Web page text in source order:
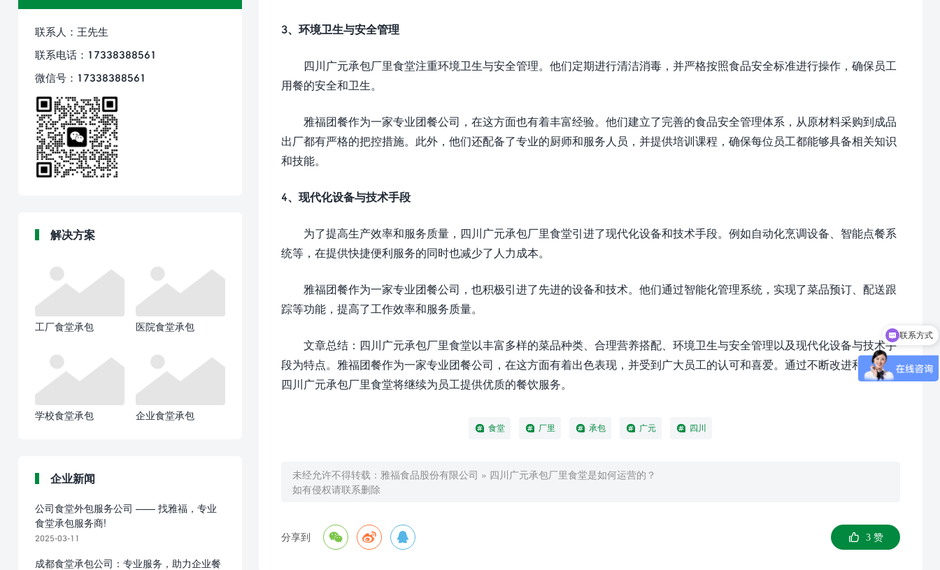
3、环境卫生与安全管理
四川广元承包厂里食堂注重环境卫生与安全管理。他们定期进行清洁消毒，并严格按照食品安全标准进行操作，确保员工
用餐的安全和卫生。
雅福团餐作为一家专业团餐公司，在这方面也有着丰富经验。他们建立了完善的食品安全管理体系，从原材料采购到成品
出厂都有严格的把控措施。此外，他们还配备了专业的厨师和服务人员，并提供培训课程，确保每位员工都能够具备相关知识
和技能。
4、现代化设备与技术手段
为了提高生产效率和服务质量，四川广元承包厂里食堂引进了现代化设备和技术手段。例如自动化烹调设备、智能点餐系
统等，在提供快捷便利服务的同时也减少了人力成本。
雅福团餐作为一家专业团餐公司，也积极引进了先进的设备和技术。他们通过智能化管理系统，实现了菜品预订、配送跟
踪等功能，提高了工作效率和服务质量。
文章总结：四川广元承包厂里食堂以丰富多样的菜品种类、合理营养搭配、环境卫生与安全管理以及现代化设备与技术手
段为特点。雅福团餐作为一家专业团餐公司，在这方面有着出色表现，并受到广大员工的认可和喜爱。通过不断改进和创新，
四川广元承包厂里食堂将继续为员工提供优质的餐饮服务。
食堂 厂里 承包 广元 四川
未经允许不得转载： 雅福食品股份有限公司 » 四川广元承包厂里食堂是如何运营的？
如有侵权请联系删除
分享到 3赞
联系人：王先生
联系电话：17338388561
微信号：17338388561
解决方案
工厂食堂承包 医院食堂承包
学校食堂承包 企业食堂承包
企业新闻
公司食堂外包服务公司 —— 找雅福，专业
食堂承包服务商!
2025-03-11
成都食堂承包公司：专业服务，助力企业餐
联系方式